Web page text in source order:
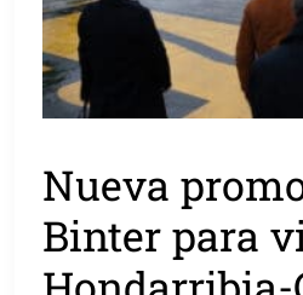
Nueva
Binter para